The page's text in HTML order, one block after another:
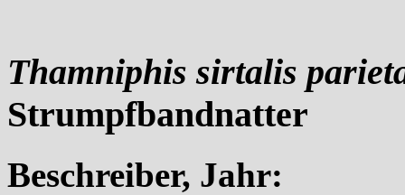
Thamniphis sirtalis
Strumpfbandnatter
Beschreiber, Jahr: